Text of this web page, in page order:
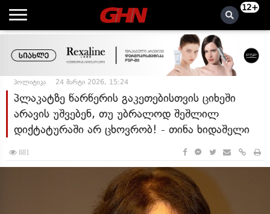
12+
პოლიტიკა 24 მარტი 2026, 15:24
პლაკატზე წარწერის გაკეთებისთვის ციხეში
არავის უშვებენ, თუ უბრალოდ შეშლილ
დიქტატურაში არ ცხოვრობ! - თინა ხიდაშელი
881